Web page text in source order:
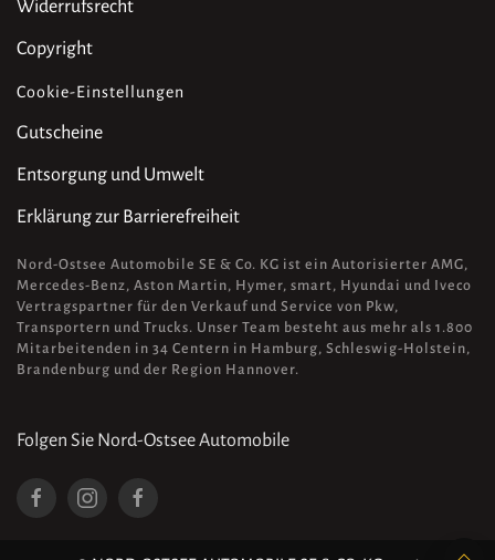
Widerrufsrecht
Copyright
Cookie-Einstellungen
Gutscheine
Entsorgung und Umwelt
Erklärung zur Barrierefreiheit
Nord-Ostsee Automobile SE & Co. KG ist ein Autorisierter AMG,
Mercedes-Benz, Aston Martin, Hymer, smart, Hyundai und Iveco
Vertragspartner für den Verkauf und Service von Pkw,
Transportern und Trucks. Unser Team besteht aus mehr als 1.800
Mitarbeitenden in 34 Centern in Hamburg, Schleswig-Holstein,
Brandenburg und der Region Hannover.
Folgen Sie Nord-Ostsee Automobile